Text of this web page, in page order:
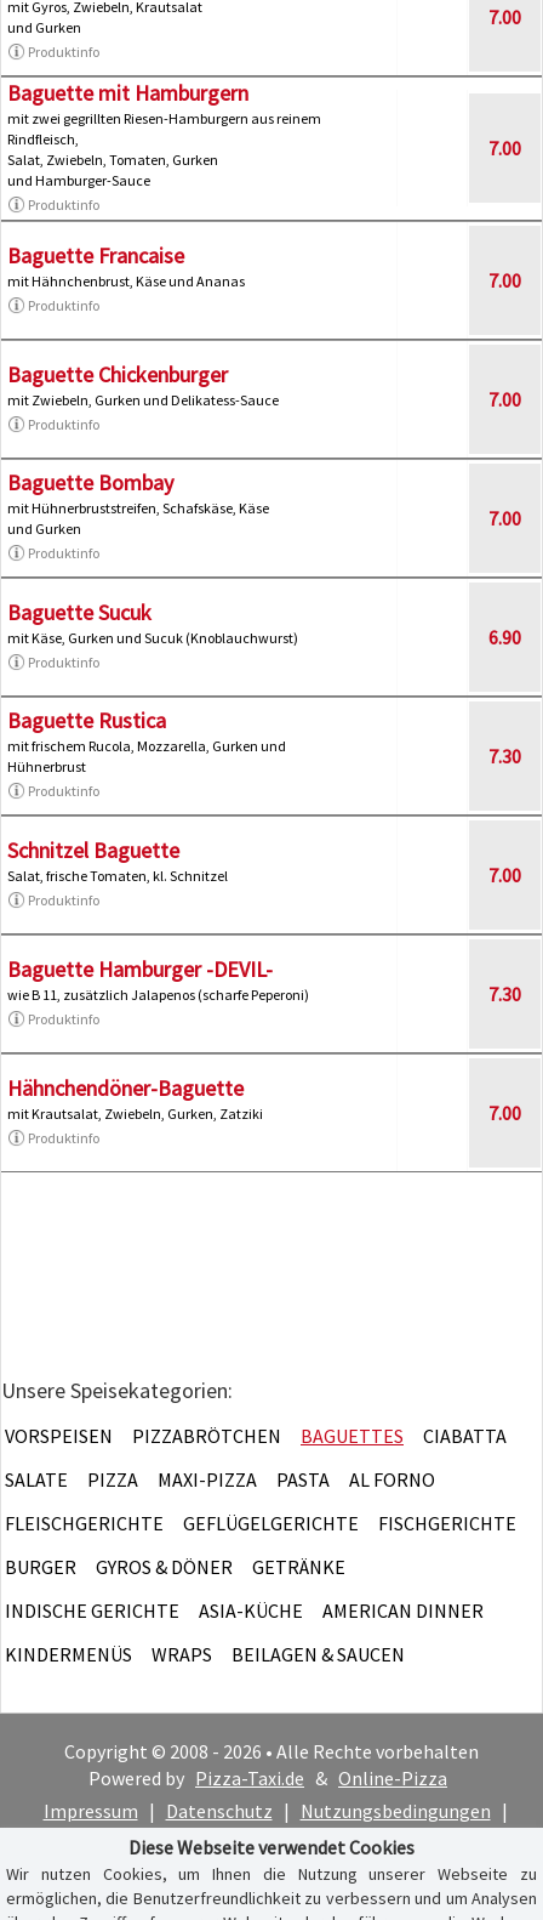
mit Gyros, Zwiebeln, Krautsalat
und Gurken
Produktinfo
7.00
Baguette mit Hamburgern
mit zwei gegrillten Riesen-Hamburgern aus reinem
Rindfleisch,
Salat, Zwiebeln, Tomaten, Gurken
und Hamburger-Sauce
Produktinfo
7.00
Baguette Francaise
mit Hähnchenbrust, Käse und Ananas
Produktinfo
7.00
Baguette Chickenburger
mit Zwiebeln, Gurken und Delikatess-Sauce
Produktinfo
7.00
Baguette Bombay
mit Hühnerbruststreifen, Schafskäse, Käse
und Gurken
Produktinfo
7.00
Baguette Sucuk
mit Käse, Gurken und Sucuk (Knoblauchwurst)
Produktinfo
6.90
Baguette Rustica
mit frischem Rucola, Mozzarella, Gurken und
Hühnerbrust
Produktinfo
7.30
Schnitzel Baguette
Salat, frische Tomaten, kl. Schnitzel
Produktinfo
7.00
Baguette Hamburger -DEVIL-
wie B 11, zusätzlich Jalapenos (scharfe Peperoni)
Produktinfo
7.30
Hähnchendöner-Baguette
mit Krautsalat, Zwiebeln, Gurken, Zatziki
Produktinfo
7.00
Unsere Speisekategorien:
VORSPEISEN PIZZABRÖTCHEN BAGUETTES
CIABATTA
SALATE
PIZZA MAXI-PIZZA PASTA
AL FORNO
FLEISCHGERICHTE
GEFLÜGELGERICHTE
FISCHGERICHTE
BURGER
GYROS & DÖNER
GETRÄNKE
INDISCHE GERICHTE
ASIA-KÜCHE
AMERICAN DINNER
KINDERMENÜS
WRAPS BEILAGEN & SAUCEN
Copyright © 2008 - 2026 • Alle Rechte vorbehalten
Powered by Pizza-Taxi.de & Online-Pizza
Impressum | Datenschutz | Nutzungsbedingungen |
Cookie-Hinweis
Diese Webseite verwendet Cookies
Wir nutzen Cookies, um Ihnen die Nutzung unserer Webseite zu
ermöglichen, die Benutzerfreundlichkeit zu verbessern und um Analysen